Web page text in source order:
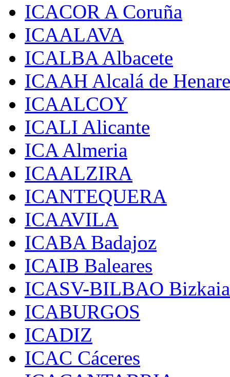
ICACOR A Coruña
ICAALAVA
ICALBA Albacete
ICAAH Alcalá de
ICAALCOY
ICALI Alicante
ICA Almeria
ICAALZIRA
ICANTEQUERA
ICAAVILA
ICABA Badajoz
ICAIB Baleares
ICASV-BILBAO Bizkaia
ICABURGOS
ICADIZ
ICAC Cáceres